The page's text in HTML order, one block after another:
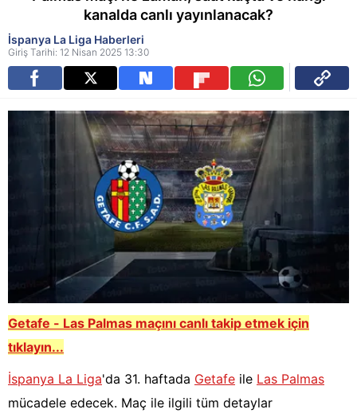
kanalda canlı yayınlanacak?
İspanya La Liga Haberleri
Giriş Tarihi: 12 Nisan 2025 13:30
Getafe - Las Palmas maçını canlı takip etmek için
tıklayın...
İspanya La Liga'da 31. haftada Getafe ile Las Palmas
mücadele edecek. Maç ile ilgili tüm detaylar